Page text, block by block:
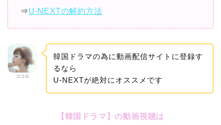
⇒U-NEXTの解約方法
ココロ
韓国ドラマの為に動画配信サイトに登録す
るなら
U-NEXTが絶対にオススメです
【韓国ドラマ】の動画視聴は